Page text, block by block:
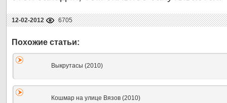
12-02-2012 6705
Выкрутасы (2010)
Кошмар на улице Вязов (2010)